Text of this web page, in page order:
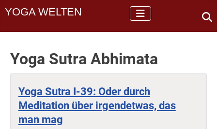
YOGA WELTEN
Yoga Sutra Abhimata
Yoga Sutra I-39: Oder durch
Meditation über irgendetwas, das
man mag